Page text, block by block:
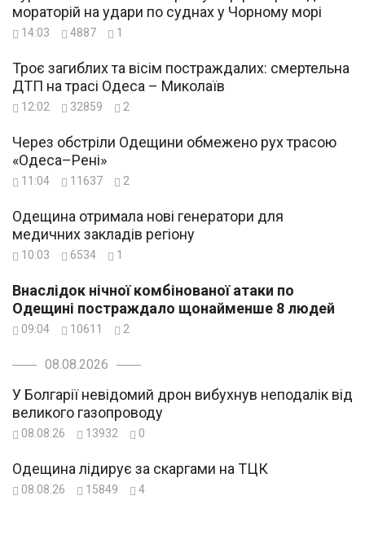
мораторій на удари по суднах у Чорному морі
14:03 4887 1
Троє загиблих та вісім постраждалих: смертельна
ДТП на трасі Одеса – Миколаїв
12:02 32859 2
Через обстріли Одещини обмежено рух трасою
«Одеса–Рені»
11:04 11637 2
Одещина отримала нові генератори для
медичних закладів регіону
10:03 6534 1
Внаслідок нічної комбінованої атаки по
Одещині постраждало щонайменше 8 людей
09:04 10611 2
08.08.2026
У Болгарії невідомий дрон вибухнув неподалік від
великого газопроводу
08.08.26 13932 0
Одещина лідирує за скаргами на ТЦК
08.08.26 15849 4